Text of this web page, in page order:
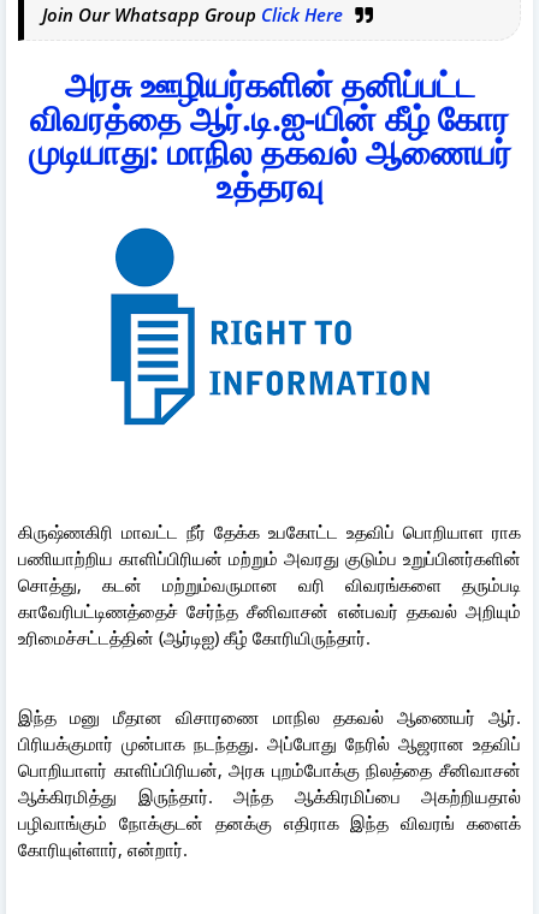
Join Our Whatsapp Group Click Here
அரசு ஊழியர்களின் தனிப்பட்ட
விவரத்தை ஆர்.டி.ஐ-யின் கீழ் கோர
முடியாது: மாநில தகவல் ஆணையர்
உத்தரவு
கிருஷ்ணகிரி மாவட்ட நீர் தேக்க உபகோட்ட உதவிப் பொறியாள ராக
பணியாற்றிய காளிப்பிரியன் மற்றும் அவரது குடும்ப உறுப்பினர்களின்
சொத்து, கடன் மற்றும்வருமான வரி விவரங்களை தரும்படி
காவேரிபட்டிணத்தைச் சேர்ந்த சீனிவாசன் என்பவர் தகவல் அறியும்
உரிமைச்சட்டத்தின் (ஆர்டிஐ) கீழ் கோரியிருந்தார்.
இந்த மனு மீதான விசாரணை மாநில தகவல் ஆணையர் ஆர்.
பிரியக்குமார் முன்பாக நடந்தது. அப்போது நேரில் ஆஜரான உதவிப்
பொறியாளர் காளிப்பிரியன், அரசு புறம்போக்கு நிலத்தை சீனிவாசன்
ஆக்கிரமித்து இருந்தார். அந்த ஆக்கிரமிப்பை அகற்றியதால்
பழிவாங்கும் நோக்குடன் தனக்கு எதிராக இந்த விவரங் களைக்
கோரியுள்ளார், என்றார்.